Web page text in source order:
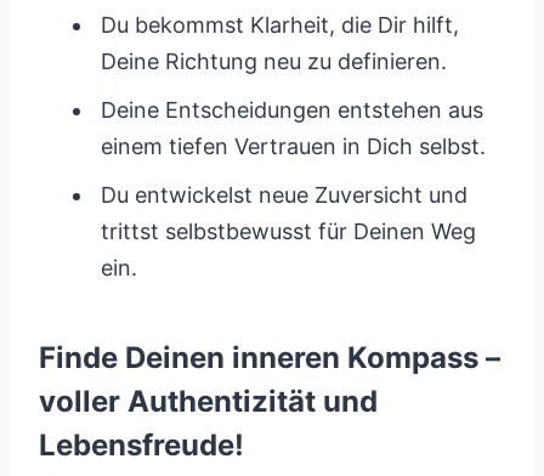
Du bekommst Klarheit, die Dir hilft,
Deine Richtung neu zu definieren.
Deine Entscheidungen entstehen aus
einem tiefen Vertrauen in Dich selbst.
Du entwickelst neue Zuversicht und
trittst selbstbewusst für Deinen Weg
ein.
Finde Deinen inneren Kompass –
voller Authentizität und
Lebensfreude!